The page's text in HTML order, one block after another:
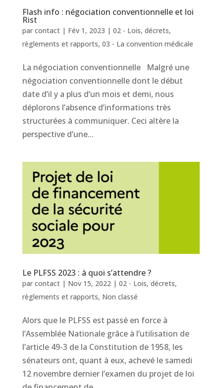
Flash info : négociation conventionnelle et loi
Rist
par contact| Fév 1, 2023 | 02 - Lois, décrets,
règlements et rapports, 03 - La convention médicale
La négociation conventionnelle Malgré une
négociation conventionnelle dont le début
date d’il y a plus d’un mois et demi, nous
déplorons l’absence d’informations très
structurées à communiquer. Ceci altère la
perspective d’une...
Le PLFSS 2023 : à quoi s’attendre ?
par contact| Nov 15, 2022| 02 - Lois, décrets,
règlements et rapports, Non classé
Alors que le PLFSS est passé en force à
l’Assemblée Nationale grâce à l’utilisation de
l’article 49-3 de la Constitution de 1958, les
sénateurs ont, quant à eux, achevé le samedi
12 novembre dernier l’examen du projet de loi